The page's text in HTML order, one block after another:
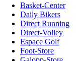
Basket-Center
Daily Bikers
Direct Running
Direct-Volley
Espace Golf
Foot-Store